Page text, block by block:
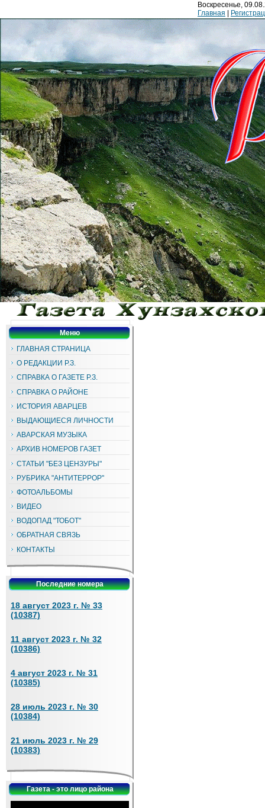
Воскресенье,
Главная
Меню
ГЛАВНАЯ СТРАНИЦА
О РЕДАКЦИИ Р.З.
СПРАВКА О ГАЗЕТЕ Р.З.
СПРАВКА О РАЙОНЕ
ИСТОРИЯ АВАРЦЕВ
ВЫДАЮЩИЕСЯ ЛИЧНОСТИ
АВАРСКАЯ МУЗЫКА
АРХИВ НОМЕРОВ ГАЗЕТ
СТАТЬИ "БЕЗ ЦЕНЗУРЫ"
РУБРИКА "АНТИТЕРРОР"
ФОТОАЛЬБОМЫ
ВИДЕО
ВОДОПАД "ТОБОТ"
ОБРАТНАЯ СВЯЗЬ
КОНТАКТЫ
Последние номера
18 август 2023 г. № 33
(10387)
11 август 2023 г. № 32
(10386)
4 август 2023 г. № 31
(10385)
28 июль 2023 г. № 30
(10384)
21 июль 2023 г. № 29
(10383)
Газета - это лицо района